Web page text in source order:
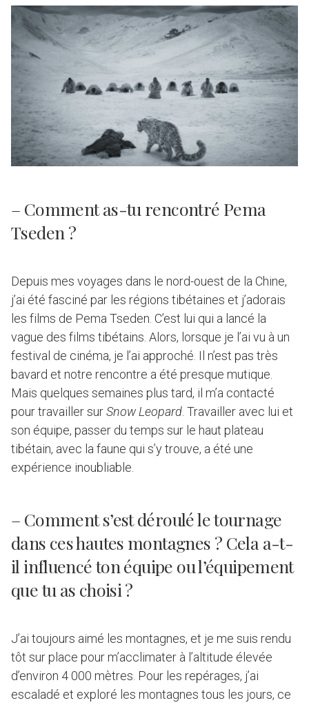
– Comment as-tu rencontré Pema
Tseden ?
Depuis mes voyages dans le nord-ouest de la Chine,
j’ai été fasciné par les régions tibétaines et j’adorais
les films de Pema Tseden. C’est lui qui a lancé la
vague des films tibétains. Alors, lorsque je l’ai vu à un
festival de cinéma, je l’ai approché. Il n’est pas très
bavard et notre rencontre a été presque mutique.
Mais quelques semaines plus tard, il m’a contacté
pour travailler surSnow Leopard. Travailler avec lui et
son équipe, passer du temps sur le haut plateau
tibétain, avec la faune qui s’y trouve, a été une
expérience inoubliable.
– Comment s’est déroulé le tournage
dans ces hautes montagnes ? Cela a-t-
il influencé ton équipe ou l’équipement
que tu as choisi ?
J’ai toujours aimé les montagnes, et je me suis rendu
tôt sur place pour m’acclimater à l’altitude élevée
d’environ 4 000 mètres. Pour les repérages, j’ai
escaladé et exploré les montagnes tous les jours, ce